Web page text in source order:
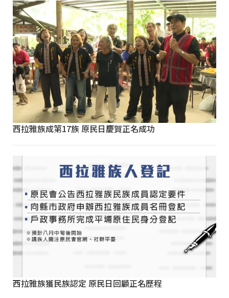
西拉雅族成第17族 原民日慶賀正名成功
西拉雅族獲民族認定 原民日回顧正名歷程